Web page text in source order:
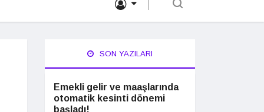
SON YAZILARI
Emekli gelir ve maaşlarında
otomatik kesinti dönemi
başladı!